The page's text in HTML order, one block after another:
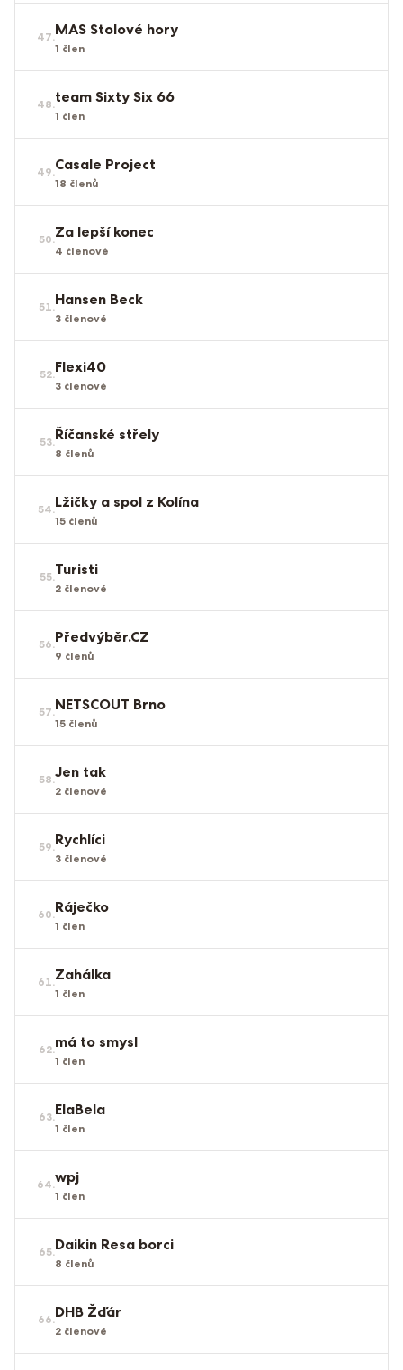
47.MAS Stolové hory
1 člen
48.team Sixty Six 66
1 člen
49.Casale Project
18 členů
50.Za lepší konec
4 členové
51.Hansen Beck
3 členové
52.Flexi40
3 členové
53.Říčanské střely
8 členů
54.Lžičky a spol z Kolína
15 členů
55.Turisti
2 členové
56.Předvýběr.CZ
9 členů
57.NETSCOUT Brno
15 členů
58.Jen tak
2 členové
59.Rychlíci
3 členové
60.Ráječko
1 člen
61.Zahálka
1 člen
62.má to smysl
1 člen
63.ElaBela
1 člen
64.wpj
1 člen
65.Daikin Resa borci
8 členů
66.DHB Žďár
2 členové